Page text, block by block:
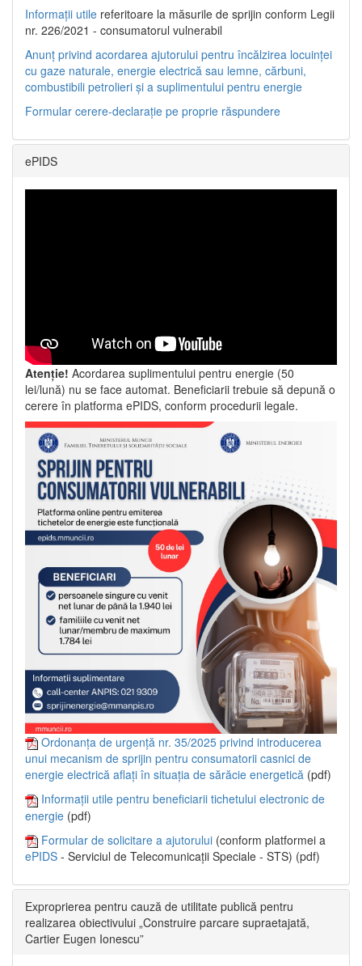
Informații utile referitoare la măsurile de sprijin conform Legii
nr. 226/2021 - consumatorul vulnerabil
Anunț privind acordarea ajutorului pentru încălzirea locuinței
cu gaze naturale, energie electrică sau lemne, cărbuni,
combustibili petrolieri și a suplimentului pentru energie
Formular cerere-declarație pe proprie răspundere
ePIDS
Atenție! Acordarea suplimentului pentru energie (50
lei/lună) nu se face automat. Beneficiarii trebuie să depună o
cerere în platforma ePIDS, conform procedurii legale.
Ordonanța de urgență nr. 35/2025 privind introducerea
unui mecanism de sprijin pentru consumatorii casnici de
energie electrică aflați în situația de sărăcie energetică (pdf)
Informații utile pentru beneficiarii tichetului electronic de
energie (pdf)
Formular de solicitare a ajutorului (conform platformei a
ePIDS - Serviciul de Telecomunicații Speciale - STS) (pdf)
Exproprierea pentru cauză de utilitate publică pentru
realizarea obiectivului „Construire parcare supraetajată,
Cartier Eugen Ionescu”